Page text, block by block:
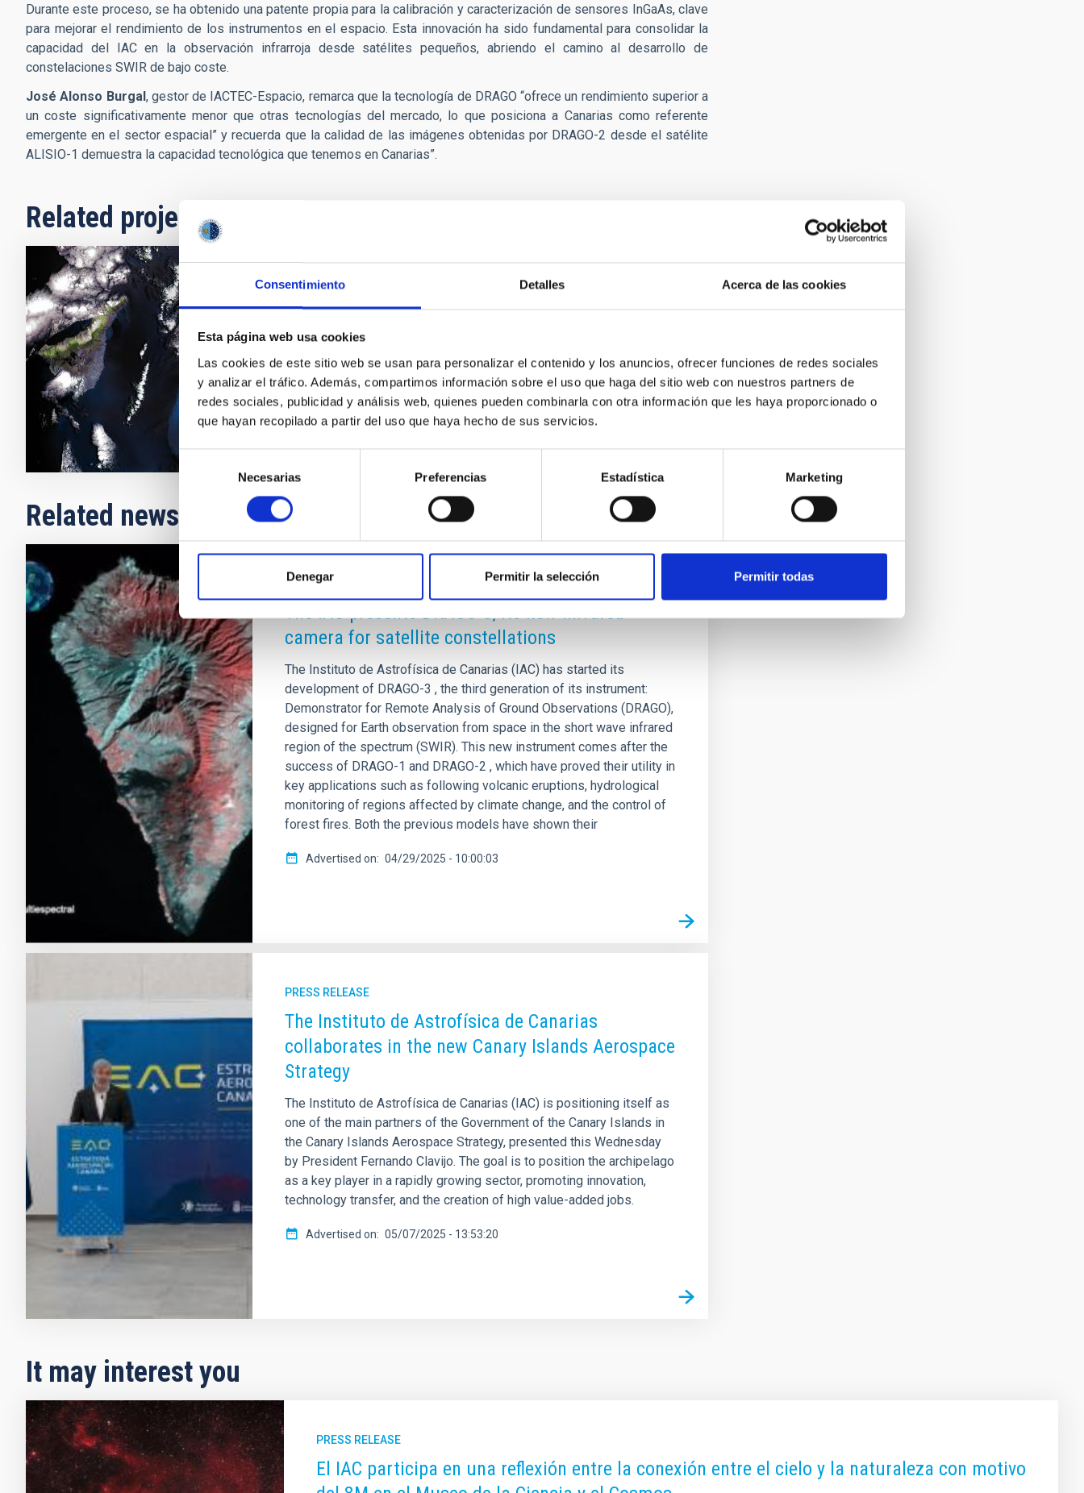
Consentimiento Detalles Acerca de las cookies
Esta página web usa cookies
Las cookies de este sitio web se usan para personalizar el contenido y los anuncios, ofrecer funciones de redes sociales
y analizar el tráfico. Además, compartimos información sobre el uso que haga del sitio web con nuestros partners de
redes sociales, publicidad y análisis web, quienes pueden combinarla con otra información que les haya proporcionado o
que hayan recopilado a partir del uso que haya hecho de sus servicios.
Selección
consentimiento
Necesarias Preferencias Estadística Marketing
Denegar Permitir la selección Permitir todas
Durante este proceso, se ha obtenido una patente propia para la calibración y caracterización de sensores InGaAs, clave
para mejorar el rendimiento de los instrumentos en el espacio. Esta innovación ha sido fundamental para consolidar la
capacidad del IAC en la observación infrarroja desde satélites pequeños, abriendo el camino al desarrollo de
constelaciones SWIR de bajo coste.
José Alonso Burgal, gestor de IACTEC-Espacio, remarca que la tecnología de DRAGO “ofrece un rendimiento superior a
un coste significativamente menor que otras tecnologías del mercado, lo que posiciona a Canarias como referente
emergente en el sector espacial” y recuerda que la calidad de las imágenes obtenidas por DRAGO-2 desde el satélite
ALISIO-1 demuestra la capacidad tecnológica que tenemos en Canarias”.
Related projects
IACTEC Space
observation from low orbits.
In progress
Related news
PRESS RELEASE
The IAC presents DRAGO-3, its new infrared
camera for satellite constellations
The Instituto de Astrofísica de Canarias (IAC) has started its
development of DRAGO-3 , the third generation of its instrument:
Demonstrator for Remote Analysis of Ground Observations (DRAGO),
designed for Earth observation from space in the short wave infrared
region of the spectrum (SWIR). This new instrument comes after the
success of DRAGO-1 and DRAGO-2 , which have proved their utility in
key applications such as following volcanic eruptions, hydrological
monitoring of regions affected by climate change, and the control of
forest fires. Both the previous models have shown their
Advertised on 04/29/2025 - 10:00:03
PRESS RELEASE
The Instituto de Astrofísica de Canarias
collaborates in the new Canary Islands Aerospace
Strategy
The Instituto de Astrofísica de Canarias (IAC) is positioning itself as
one of the main partners of the Government of the Canary Islands in
the Canary Islands Aerospace Strategy, presented this Wednesday
by President Fernando Clavijo. The goal is to position the archipelago
as a key player in a rapidly growing sector, promoting innovation,
technology transfer, and the creation of high value-added jobs.
Advertised on 05/07/2025 - 13:53:20
It may interest you
PRESS RELEASE
El IAC participa en una reflexión entre la conexión entre el cielo y la naturaleza con motivo